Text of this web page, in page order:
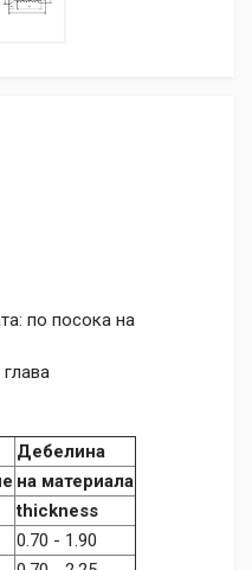
по посока на
Дебелина
на материала
thickness
0.70 - 1.90